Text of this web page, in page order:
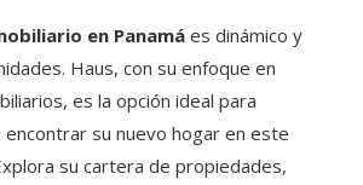
en Panamáes dinámico y
Haus, con su enfoque en
es la opción ideal para
encontrar su nuevo hogar en este
su cartera de propiedades,